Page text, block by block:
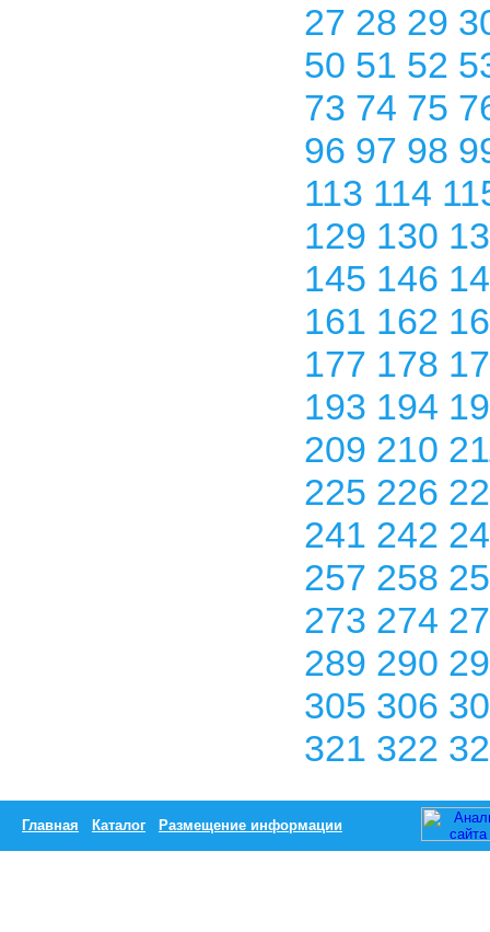
27 28 29
50 51 52
73 74 75
96 97 98
113 114
129 130
145 146
161 162
177 178
193 194
209 210
225 226
241 242
257 258
273 274
289 290
305 306
321 322
Главная Каталог Размещение информации